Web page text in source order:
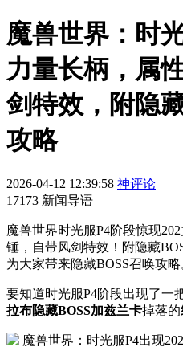
魔兽世界：时
力量长柄，属
剑特效，附隐
攻略
2026-04-12 12:39:58 神评论
17173 新闻导语
魔兽世界时光服P4阶段惊现
锤，自带风剑特效！附隐藏
为大家带来隐藏BOSS召唤攻略
要知道时光服P4阶段出现了一
拉布隐藏BOSS加兹兰卡掉落的